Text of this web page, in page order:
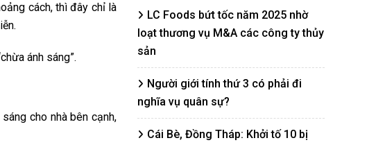
cách, thì đây chỉ là
ánh sáng”.
cho nhà bên cạnh,
LC Foods bứt tốc năm 2025 nhờ
loạt thương vụ M&A các công ty thủy
sản
Người giới tính thứ 3 có phải đi
nghĩa vụ quân sự?
Cái Bè, Đồng Tháp: Khởi tố 10 bị